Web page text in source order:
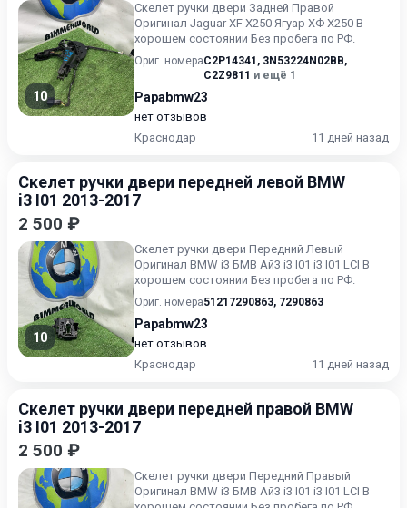
10
Скелет ручки двери Задней Правой
Оригинал Jaguar XF X250 Ягуар ХФ Х250 В
хорошем состоянии Без пробега по РФ.
Ориг. номераC2P14341 , 3N53224N02BB,
C2Z9811 и ещё 1
Papabmw23
нет отзывов
Краснодар
11 дней назад
Скелет ручки двери передней левой BMW
i3 I01 2013-2017
2 500 ₽
10
Скелет ручки двери Передний Левый
Оригинал BMW i3 БМВ Ай3 i3 I01 i3 I01 LCI В
хорошем состоянии Без пробега по РФ.
Ориг. номера51217290863, 7290863
Papabmw23
нет отзывов
Краснодар
11 дней назад
Скелет ручки двери передней правой BMW
i3 I01 2013-2017
2 500 ₽
Скелет ручки двери Передний Правый
Оригинал BMW i3 БМВ Ай3 i3 I01 i3 I01 LCI В